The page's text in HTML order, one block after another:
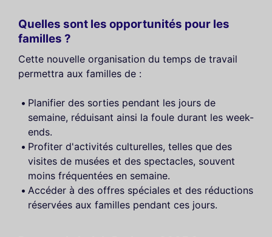
Quelles sont les opportunités pour les
familles ?
Cette nouvelle organisation du temps de travail
permettra aux familles de :
Planifier des sorties pendant les jours de
semaine, réduisant ainsi la foule durant les week-
ends.
Profiter d'activités culturelles, telles que des
visites de musées et des spectacles, souvent
moins fréquentées en semaine.
Accéder à des offres spéciales et des réductions
réservées aux familles pendant ces jours.